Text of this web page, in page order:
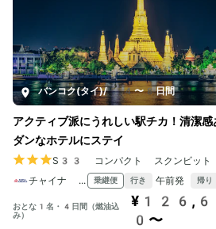
バンコク(タイ)/ 4〜8日間
アクティブ派にうれしい駅チカ！清潔感
ダンなホテルにステイ
S33 コンパクト スクンビット
チャイナ エアライン
乗継便 行き 午前発 帰り
おとな1名・4日間（燃油込
み）
0〜